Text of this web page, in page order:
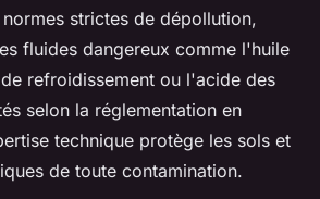
strictes de dépollution,
fluides dangereux comme l'huile
refroidissement ou l'acide des
selon la réglementation en
technique protège les sols et
de toute contamination.